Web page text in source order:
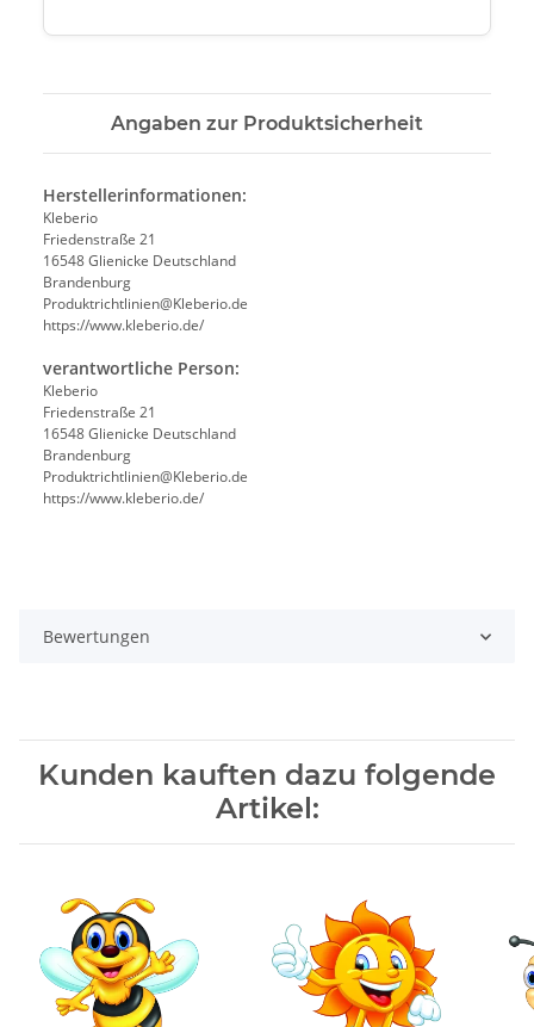
Angaben zur Produktsicherheit
Herstellerinformationen:
Kleberio
Friedenstraße 21
16548 Glienicke Deutschland
Brandenburg
Produktrichtlinien@Kleberio.de
https://www.kleberio.de/
verantwortliche Person:
Kleberio
Friedenstraße 21
16548 Glienicke Deutschland
Brandenburg
Produktrichtlinien@Kleberio.de
https://www.kleberio.de/
Bewertungen
Kunden kauften dazu folgende
Artikel: